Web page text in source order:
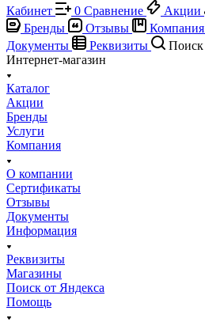
Кабинет
0 Сравнение Акции
Бренды
Отзывы Компания
Документы
Реквизиты Поиск
Интернет-магазин
Каталог
Акции
Бренды
Услуги
Компания
О компании
Сертификаты
Отзывы
Документы
Информация
Реквизиты
Магазины
Поиск от Яндекса
Помощь